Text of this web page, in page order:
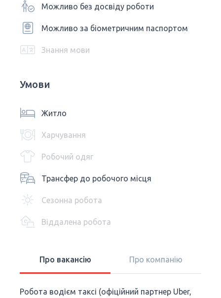
Можливо без досвіду роботи
Можливо за біометричним паспортом
Знання мови
Умови
Житло
Харчування
Робочий одяг
Трансфер до робочого місця
Сезонна робота
Віддалена робота
Про вакансію Про компанію
Робота водієм таксі (офіційний партнер Uber,